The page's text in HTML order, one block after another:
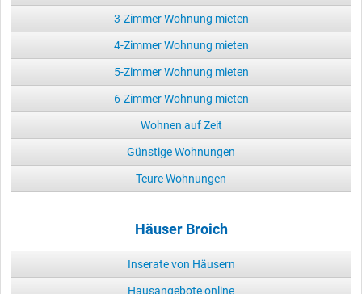
3-Zimmer Wohnung mieten
4-Zimmer Wohnung mieten
5-Zimmer Wohnung mieten
6-Zimmer Wohnung mieten
Wohnen auf Zeit
Günstige Wohnungen
Teure Wohnungen
Häuser Broich
Inserate von Häusern
Hausangebote online